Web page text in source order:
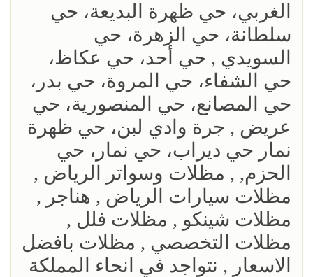
الغربي، حي ظهرة البديعة، حي
سلطانة، حي الزهرة، حي
السويدي , حي أحد، حي عكاظ،
حي الشفاء، حي المروة، حي بدر،
حي المصانع، حي المنصورية، حي
عريض , جرة وادي لبن، حي ظهرة
نمار حي ديراب، حي نمار، حي
الحزم, , مظلات وسواتر الرياض ,
مظلات سيارات الرياض , هناجر ,
مظلات شينكو , مظلات فلل ,
مظلات التخصصي , مظلات بافضل
الاسعار , نتواجد في انحاء المملكة